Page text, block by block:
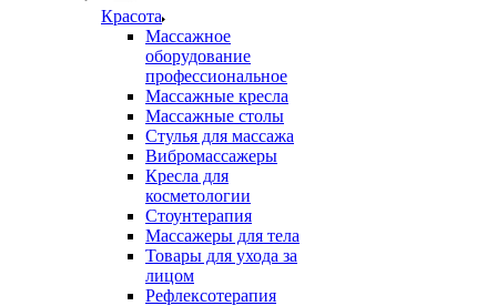
Красота
Массажное
оборудование
профессиональное
Массажные кресла
Массажные столы
Стулья для массажа
Вибромассажеры
Кресла для
косметологии
Стоунтерапия
Массажеры для тела
Товары для ухода за
лицом
Рефлексотерапия